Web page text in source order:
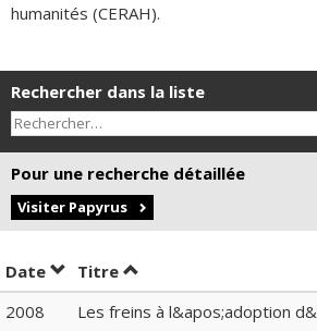
humanités (CERAH).
Rechercher dans la liste
Pour une recherche détaillée
Visiter Papyrus
Date Trier par date en ordre croissant
Titre Trier par titre en ordre
2008
Les freins à l&apos;adoption